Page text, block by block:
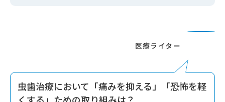
虫歯治療において「痛みを抑える」「恐怖を軽
くする」ための取り組みは？